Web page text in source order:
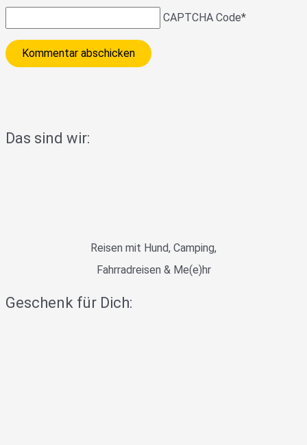
CAPTCHA Code*
Das sind wir:
Reisen mit Hund, Camping,
Fahrradreisen & Me(e)hr
Geschenk für Dich: